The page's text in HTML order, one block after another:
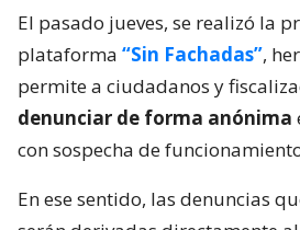
El pasado jueves, se realizó la
plataforma “Sin Fachadas”,
permite a ciudadanos y
denunciar de forma anónima
con sospecha de
En ese sentido, las denuncias